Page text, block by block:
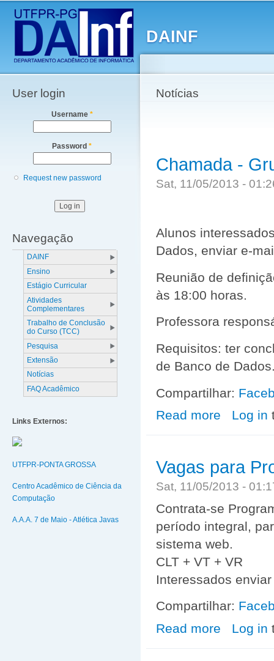
DAINF
Main menu
User login
Username *
Password *
Request new password
Navegação
DAINF
Ensino
Estágio Curricular
Atividades
Complementares
Trabalho de Conclusão
do Curso (TCC)
Pesquisa
Extensão
Notícias
FAQ Acadêmico
Links Externos:
UTFPR-PONTA GROSSA
Centro Acadêmico de Ciência da
Computação
A.A.A. 7 de Maio - Atlética Javas
Notícias
Chamada -
Sat, 11/05/2013 -
Alunos
Dados, enviar e-
Reunião de
às 18:00 horas.
Professora
Requisitos: ter
de Banco de
Compartilhar:
Read more about
Log in
Vagas para
Sat, 11/05/2013 -
Contrata-se
período integral,
sistema web.
CLT + VT + VR
Interessados
Compartilhar:
Read more about Vagas
Log in